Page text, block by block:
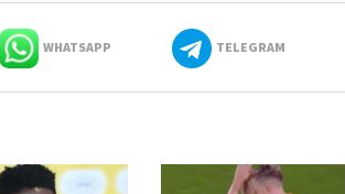
WHATSAPP TELEGRAM